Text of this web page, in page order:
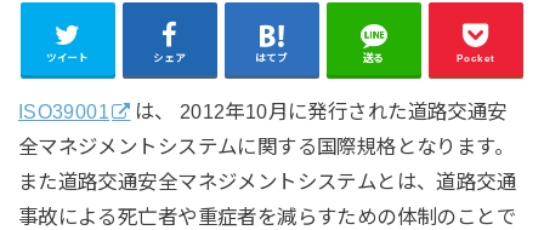
ツイート シェア はてブ 送る Pocket
ISO39001
は、 2012年10月に発行された道路交通安
全マネジメントシステムに関する国際規格となります。
また道路交通安全マネジメントシステムとは、道路交通
事故による死亡者や重症者を減らすための体制のことで